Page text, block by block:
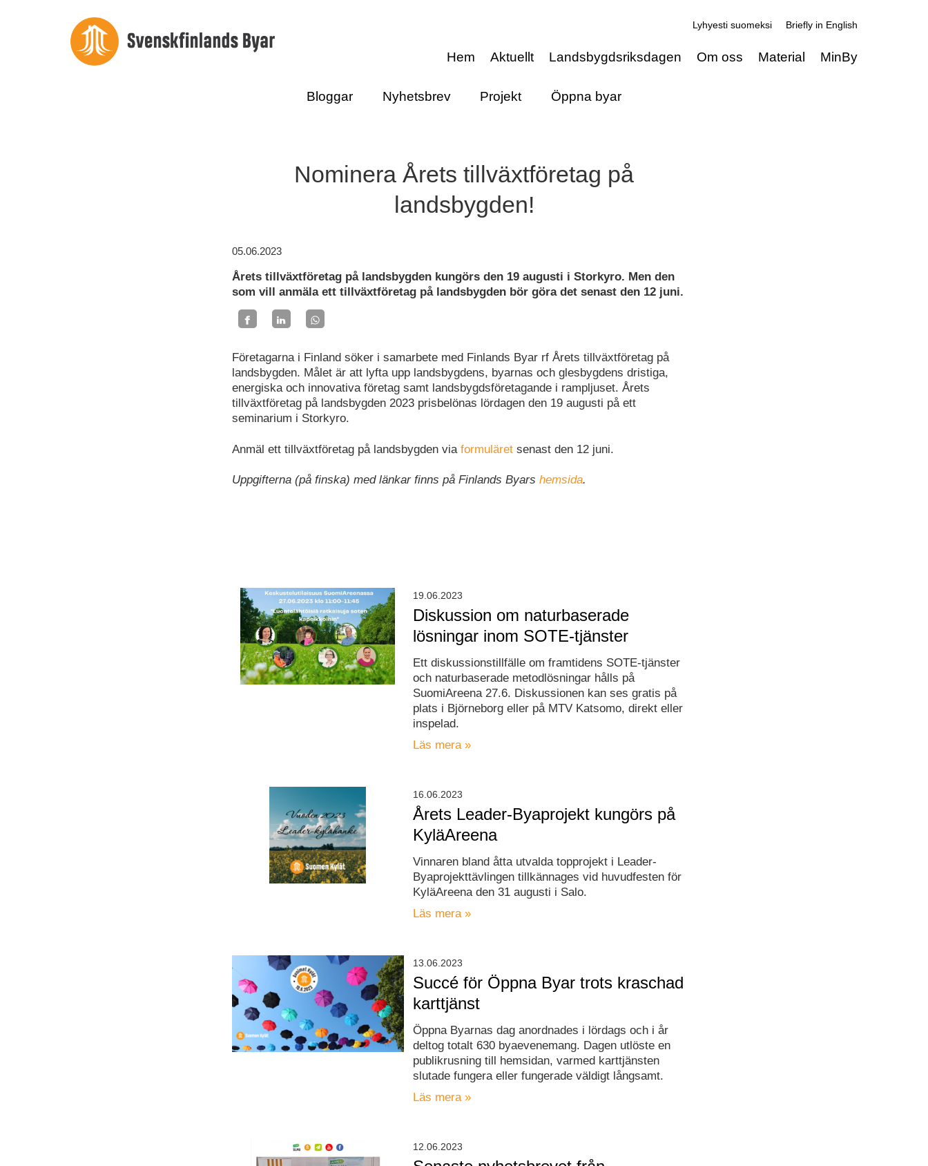
Lyhyesti suomeksi Briefly in English
Hem Aktuellt Landsbygdsriksdagen Om oss Material MinBy
Bloggar Nyhetsbrev Projekt Öppna byar
Nominera Årets tillväxtföretag på
landsbygden!
05.06.2023
Årets tillväxtföretag på landsbygden kungörs den 19 augusti i Storkyro. Men den
som vill anmäla ett tillväxtföretag på landsbygden bör göra det senast den 12 juni.
Företagarna i Finland söker i samarbete med Finlands Byar rf Årets tillväxtföretag på
landsbygden. Målet är att lyfta upp landsbygdens, byarnas och glesbygdens dristiga,
energiska och innovativa företag samt landsbygdsföretagande i rampljuset. Årets
tillväxtföretag på landsbygden 2023 prisbelönas lördagen den 19 augusti på ett
seminarium i Storkyro.
Anmäl ett tillväxtföretag på landsbygden via formuläret senast den 12 juni.
Uppgifterna (på finska) med länkar finns på Finlands Byars hemsida.
Diskussion om naturbaserade
lösningar inom SOTE-tjänster
Ett diskussionstillfälle om framtidens SOTE-tjänster
och naturbaserade metodlösningar hålls på
SuomiAreena 27.6. Diskussionen kan ses gratis på
plats i Björneborg eller på MTV Katsomo, direkt eller
inspelad.
Läs mera »
19.06.2023
Årets Leader-Byaprojekt kungörs på
KyläAreena
Vinnaren bland åtta utvalda topprojekt i Leader-
Byaprojekttävlingen tillkännages vid huvudfesten för
KyläAreena den 31 augusti i Salo.
Läs mera »
16.06.2023
Succé för Öppna Byar trots kraschad
karttjänst
Öppna Byarnas dag anordnades i lördags och i år
deltog totalt 630 byaevenemang. Dagen utlöste en
publikrusning till hemsidan, varmed karttjänsten
slutade fungera eller fungerade väldigt långsamt.
Läs mera »
13.06.2023
12.06.2023